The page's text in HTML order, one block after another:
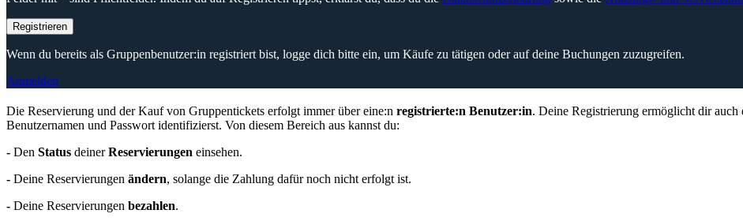
Registrieren
Wenn du bereits als Gruppenbenutzer:in registriert bist, logge dich bitte ein, um Käufe zu tätigen oder auf deine Buchungen zuzugreifen.
Anmelden
Die Reservierung und der Kauf von Gruppentickets erfolgt immer über eine:n registrierte:n Benutzer:in. Deine Registrierung ermöglicht dir
Benutzernamen und Passwort identifizierst. Von diesem Bereich aus kannst du:
- Den Status deinerReservierungen einsehen.
- Deine Reservierungen ändern, solange die Zahlung dafür noch nicht erfolgt ist.
- Deine Reservierungen bezahlen.